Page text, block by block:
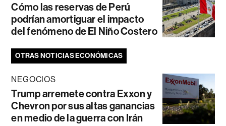
Cómo las reservas de Perú
podrían amortiguar el impacto
del fenómeno de El Niño Costero
OTRAS NOTICIAS ECONÓMICAS
NEGOCIOS
Trump arremete contra Exxon y
Chevron por sus altas ganancias
en medio de la guerra con Irán